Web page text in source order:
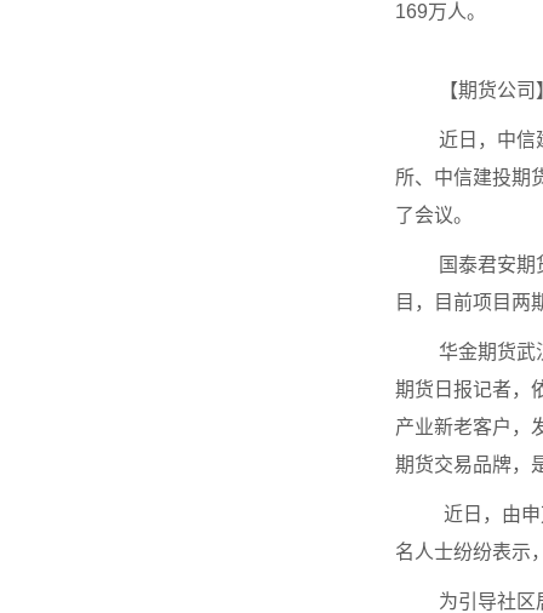
169万人。
【期货公司
近日，中信
所、中信建投期
了会议。
国泰君安
目，目前项目两
华金期货武
期货日报记者，
产业新老客户，
期货交易品牌，
近日，由
名人士纷纷表示
为引导社区